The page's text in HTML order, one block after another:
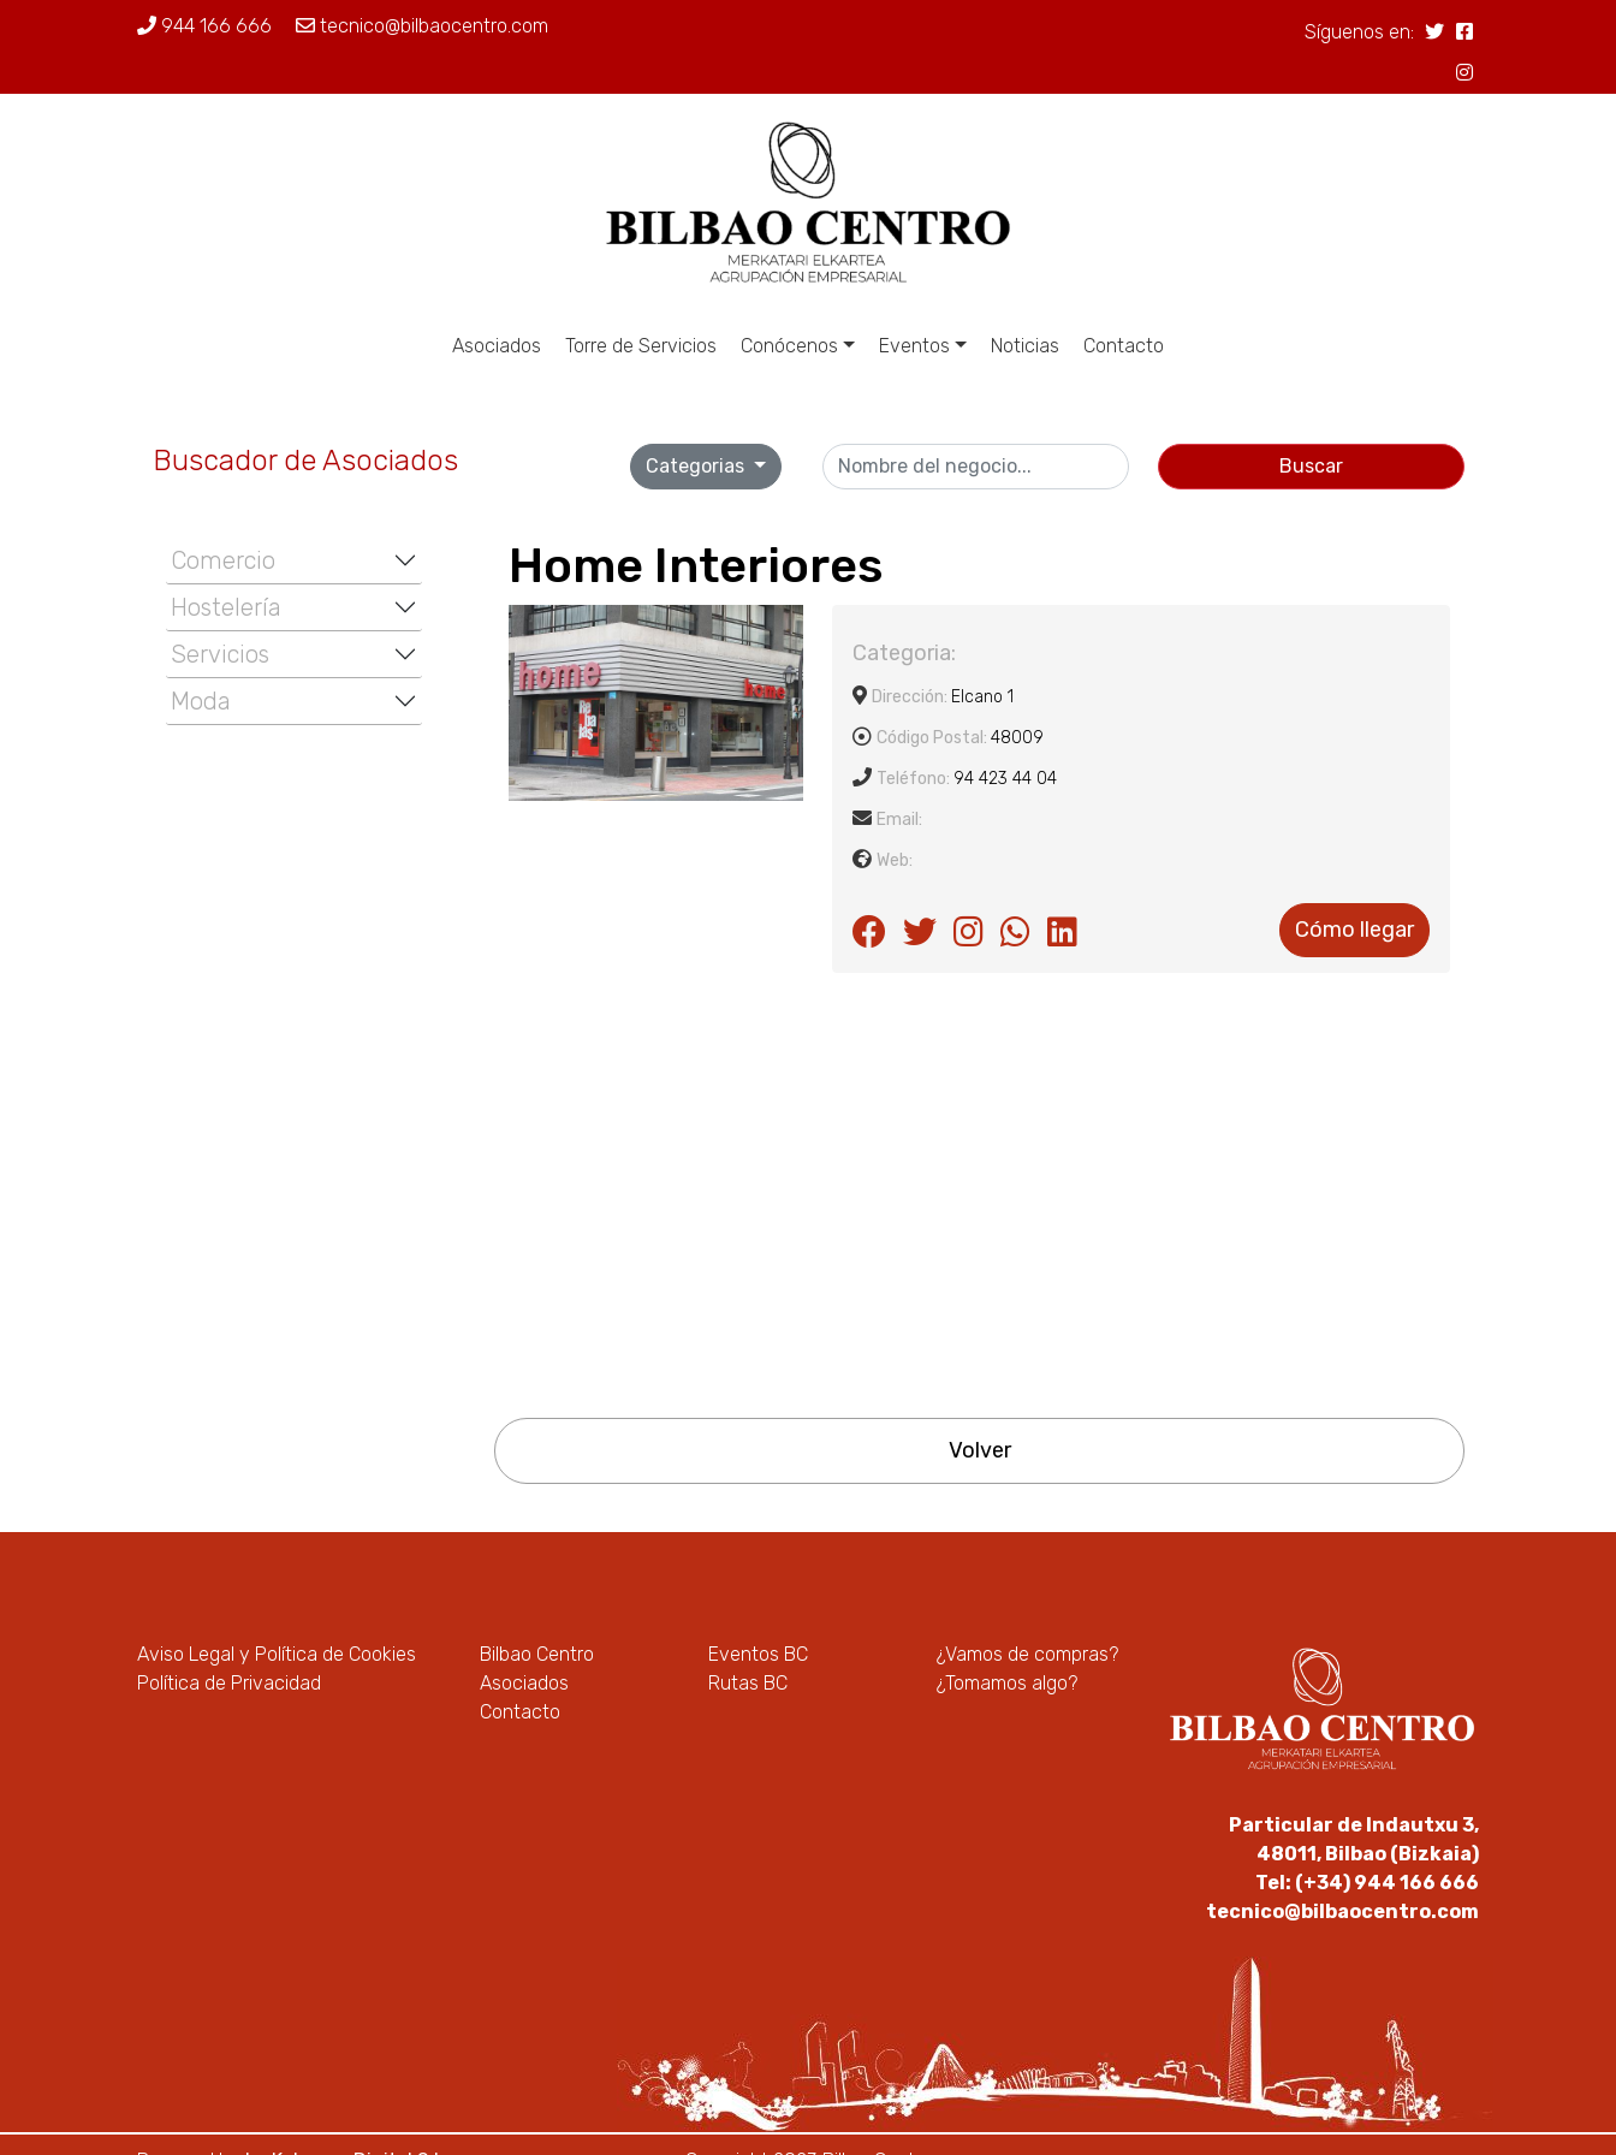
944 166 666 tecnico@bilbaocentro.com Síguenos en:
Asociados Torre de Servicios Conócenos Eventos Noticias Contacto
Buscador de Asociados Categorias Buscar
Comercio
Hostelería
Servicios
Moda
Home Interiores
Categoria:
Dirección: Elcano 1
Código Postal: 48009
Teléfono: 94 423 44 04
Email:
Web:
Cómo llegar
Volver
Aviso Legal y Política de Cookies
Política de Privacidad
Bilbao Centro
Asociados
Contacto
Eventos BC
Rutas BC
¿Vamos de compras?
¿Tomamos algo?
Particular de Indautxu 3,
48011, Bilbao (Bizkaia)
Tel: (+34) 944 166 666
tecnico@bilbaocentro.com